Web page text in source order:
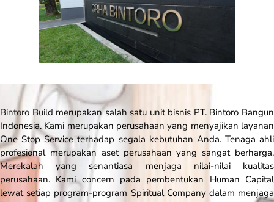
Bintoro Build merupakan salah satu unit bisnis PT. Bintoro Bangun
Indonesia. Kami merupakan perusahaan yang menyajikan layanan
One Stop Serviceterhadap segala kebutuhan Anda. Tenaga ahli
profesional merupakan aset perusahaan yang sangat berharga.
Merekalah yang senantiasa menjaga nilai-nilai kualitas
perusahaan. Kamiconcern pada pembentukan Human Capital
lewat setiap program-program Spiritual Company dalam menjaga